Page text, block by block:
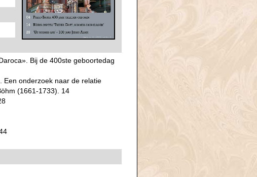
Bij de 400ste geboortedag
onderzoek naar de relatie
(1661-1733). 14